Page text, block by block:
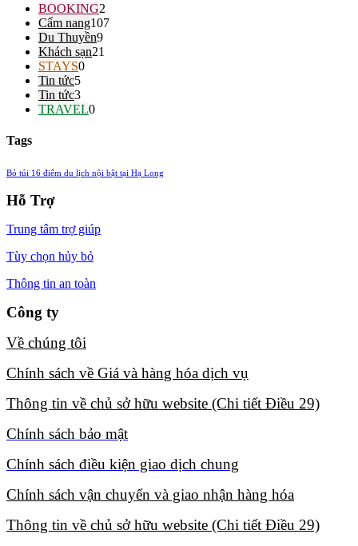
BOOKING2
Cẩm nang107
Du Thuyền9
Khách sạn21
STAYS0
Tin tức5
Tin tức3
TRAVEL0
Tags
Bỏ túi 16 điểm du lịch nội bật tại Hạ Long
Hỗ Trợ
Trung tâm trợ giúp
Tùy chọn hủy bỏ
Thông tin an toàn
Công ty
Về chúng tôi​
Chính sách về Giá và hàng hóa dịch vụ​
Thông tin về chủ sở hữu website (Chi tiết Điều 29)​
Chính sách bảo mật​
Chính sách điều kiện giao dịch chung​
Chính sách vận chuyển và giao nhận hàng hóa​
Thông tin về chủ sở hữu website (Chi tiết Điều 29)​